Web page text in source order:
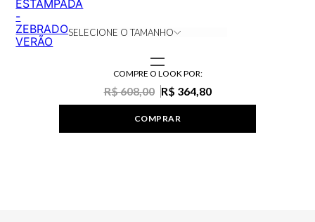
SELECIONE O TAMANHO
COMPRE O LOOK POR:
R$ 608,00 R$ 364,80
COMPRAR